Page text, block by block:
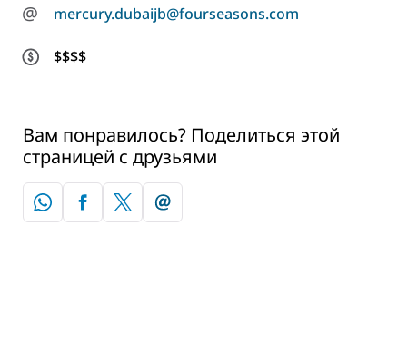
@ mercury.dubaijb@fourseasons.com
$$$$
Вам понравилось? Поделиться этой
страницей с друзьями